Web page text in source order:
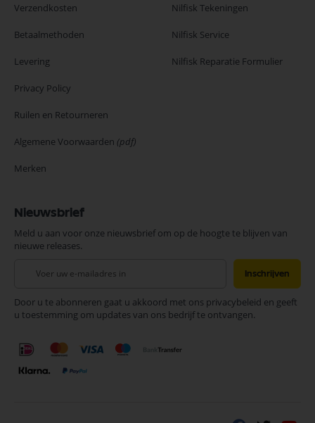
Verzendkosten
Betaalmethoden
Levering
Privacy Policy
Ruilen en Retourneren
Algemene Voorwaarden (pdf)
Merken
Nilfisk Tekeningen
Nilfisk Service
Nilfisk Reparatie Formulier
Nieuwsbrief
Meld u aan voor onze nieuwsbrief om op de hoogte te blijven van
nieuwe releases.
onze
nieuwsbrief
Inschrijven
Door u te abonneren gaat u akkoord met ons privacybeleid en geeft
u toestemming om updates van ons bedrijf te ontvangen.